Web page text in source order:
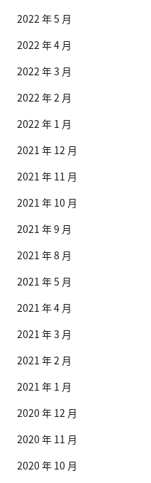
2022 年 5 月
2022 年 4 月
2022 年 3 月
2022 年 2 月
2022 年 1 月
2021 年 12 月
2021 年 11 月
2021 年 10 月
2021 年 9 月
2021 年 8 月
2021 年 5 月
2021 年 4 月
2021 年 3 月
2021 年 2 月
2021 年 1 月
2020 年 12 月
2020 年 11 月
2020 年 10 月